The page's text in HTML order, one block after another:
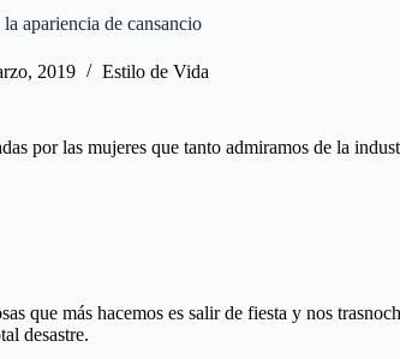
apariencia de cansancio
2019 Estilo de Vida
por las mujeres que tanto admiramos de la
que más hacemos es salir de fiesta y nos
desastre.